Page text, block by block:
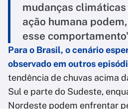
mudanças
ação humana
esse
Para o Brasil, o cenário
observado em outros
tendência de chuvas acima
Sul e parte do Sudeste,
Nordeste podem enfrentar